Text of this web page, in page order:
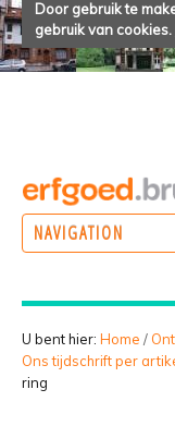
Door gebruik te
gebruik van cookies.
NAVIGATION
BELEVEN
U bent hier: Home /
Ons tijdschrift per
ring